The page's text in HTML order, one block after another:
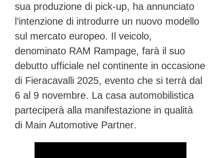
sua produzione di pick-up, ha annunciato
l’intenzione di introdurre un nuovo modello
sul mercato europeo. Il veicolo,
denominato RAM Rampage, farà il suo
debutto ufficiale nel continente in occasione
di Fieracavalli 2025, evento che si terrà dal
6 al 9 novembre. La casa automobilistica
parteciperà alla manifestazione in qualità
di Main Automotive Partner.